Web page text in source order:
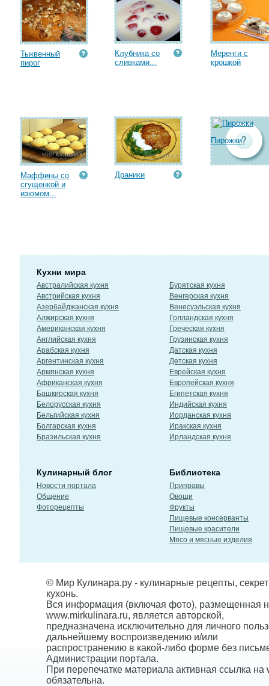
Тыквенный
пирог
Клубника со
сливками...
Меренги с
крошкой
Маффины со
сгущенкой и
изюмом...
Драники
Пирожки
Кухни мира
Австралийская кухня
Австрийская кухня
Азербайджанская кухня
Алжирская кухня
Американская кухня
Английская кухня
Арабская кухня
Аргентинская кухня
Армянская кухня
Африканская кухня
Башкирская кухня
Белорусская кухня
Бельгийская кухня
Болгарская кухня
Бразильская кухня
Бурятская кухня
Венгерская кухня
Венесуэльская кухня
Голландская кухня
Греческая кухня
Грузинская кухня
Датская кухня
Детская кухня
Еврейская кухня
Европейская кухня
Египетская кухня
Индийская кухня
Иорданская кухня
Иракская кухня
Ирландская кухня
Кулинарный блог
Новости портала
Общение
Фоторецепты
Библиотека
Приправы
Овощи
Фрукты
Пищевые консерванты
Пищевые красители
Мясо и мясные изделия
© Мир Кулинара.ру - кулинарные рецепты,
кухонь.
Вся информация (включая фото), размещенная
www.mirkulinara.ru, является авторской,
предназначена исключительно для личного
дальнейшему воспроизведению и/или
распространению в какой-либо форме без
Администрации портала.
При перепечатке материала активная ссылка на
обязательна.